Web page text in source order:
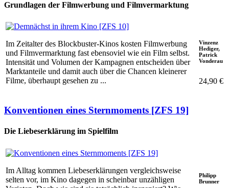
Grundlagen der Filmwerbung und Filmvermarktung
Im Zeitalter des Blockbuster-Kinos kosten Filmwerbung
und Filmvermarktung fast ebensoviel wie ein Film selbst.
Intensität und Volumen der Kampagnen entscheiden über
Marktanteile und damit auch über die Chancen kleinerer
Filme, überhaupt gesehen zu ...
Vinzenz
Hediger,
Patrick
Vonderau
24,90 €
Konventionen eines Sternmoments [ZFS 19]
Die Liebeserklärung im Spielfilm
Im Alltag kommen Liebeserklärungen vergleichsweise
selten vor, im Kino dagegen in scheinbar unzähligen
Philipp
Brunner